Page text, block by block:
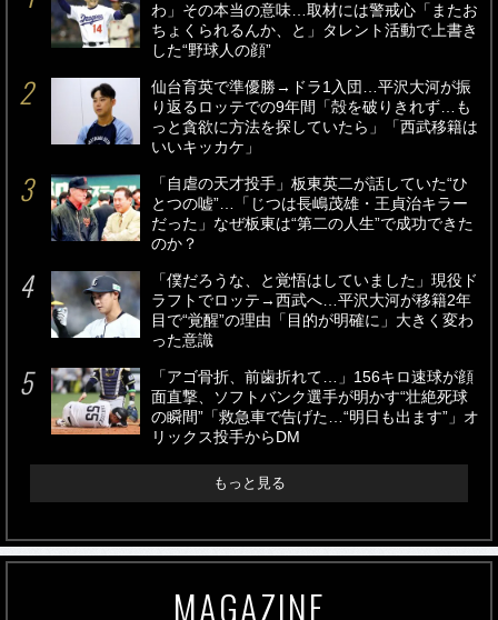
わ」その本当の意味…取材には警戒心「またお
ちょくられるんか、と」タレント活動で上書き
した“野球人の顔”
仙台育英で準優勝→ドラ1入団…平沢大河が振
り返るロッテでの9年間「殻を破りきれず…も
っと貪欲に方法を探していたら」「西武移籍は
いいキッカケ」
「自虐の天才投手」板東英二が話していた“ひ
とつの嘘”…「じつは長嶋茂雄・王貞治キラー
だった」なぜ板東は“第二の人生”で成功できた
のか？
「僕だろうな、と覚悟はしていました」現役ド
ラフトでロッテ→西武へ…平沢大河が移籍2年
目で“覚醒”の理由「目的が明確に」大きく変わ
った意識
「アゴ骨折、前歯折れて…」156キロ速球が顔
面直撃、ソフトバンク選手が明かす“壮絶死球
の瞬間”「救急車で告げた…“明日も出ます”」オ
リックス投手からDM
もっと見る
MAGAZINE